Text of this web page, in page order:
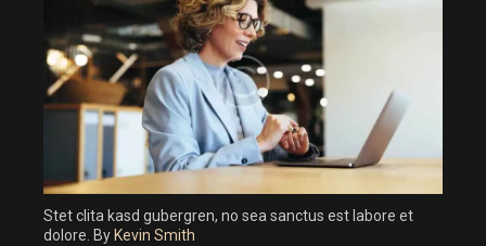
Stet clita kasd gubergren, no sea sanctus est labore et
dolore. By Kevin Smith